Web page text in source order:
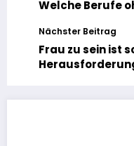
Welche Berufe
Nächster Beitrag
Frau zu sein ist